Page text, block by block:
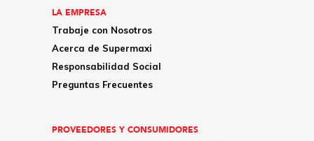
LA EMPRESA
Trabaje con Nosotros
Acerca de Supermaxi
Responsabilidad Social
Preguntas Frecuentes
PROVEEDORES Y CONSUMIDORES